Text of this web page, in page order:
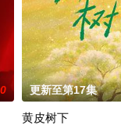
更新至第17集
黄皮树下